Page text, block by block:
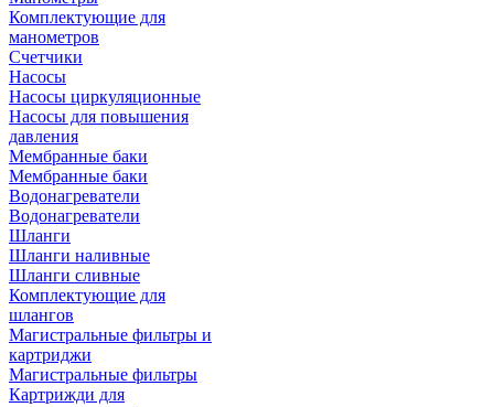
Комплектующие для
манометров
Счетчики
Насосы
Насосы циркуляционные
Насосы для повышения
давления
Мембранные баки
Мембранные баки
Водонагреватели
Водонагреватели
Шланги
Шланги наливные
Шланги сливные
Комплектующие для
шлангов
Магистральные фильтры и
картриджи
Магистральные фильтры
Картрижди для